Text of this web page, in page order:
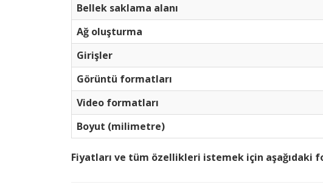
Bellek saklama alanı
Ağ oluşturma
Girişler
Görüntü formatları
Video formatları
Boyut (milimetre)
Fiyatları ve tüm özellikleri istemek için aşağıdaki